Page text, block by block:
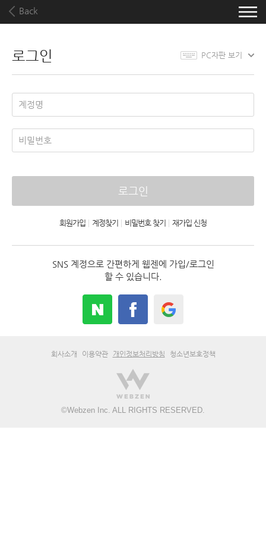
Back
로그인 PC자판 보기
로그인
회원가입 계정찾기 비밀번호 찾기 재가입 신청
SNS 계정으로 간편하게 웹젠에 가입/로그인
할 수 있습니다.
회사소개 이용약관 개인정보처리방침 청소년보호정책
©Webzen Inc. ALL RIGHTS RESERVED.